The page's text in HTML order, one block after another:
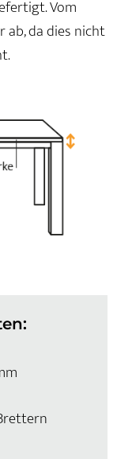
Vom
ab, da dies nicht